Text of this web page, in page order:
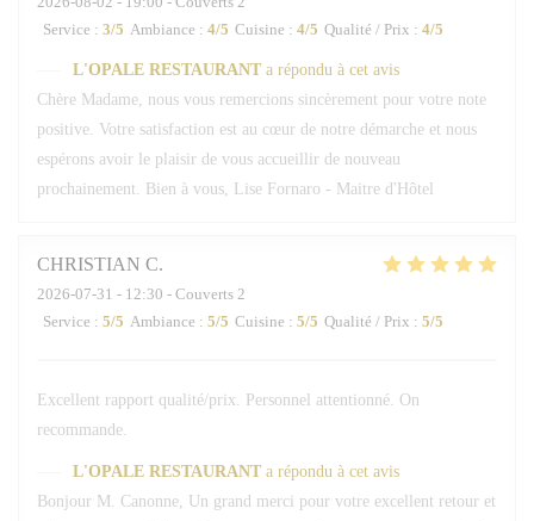
Service : 3/5 Ambiance : 4/5 Cuisine : 4/5 Qualité / Prix : 4/5
L'OPALE RESTAURANT a répondu à cet avis
Chère Madame, nous vous remercions sincèrement pour votre note
positive. Votre satisfaction est au cœur de notre démarche et nous
espérons avoir le plaisir de vous accueillir de nouveau
prochainement. Bien à vous, Lise Fornaro - Maitre d'Hôtel
CHRISTIAN C
2026-07-31 - 12:30 - Couverts 2
Service : 5/5 Ambiance : 5/5 Cuisine : 5/5 Qualité / Prix : 5/5
Excellent rapport qualité/prix. Personnel attentionné. On
recommande.
L'OPALE RESTAURANT a répondu à cet avis
Bonjour M. Canonne, Un grand merci pour votre excellent retour et